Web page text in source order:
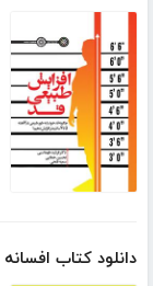
دانلود کتاب